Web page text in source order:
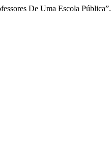
De Uma Escola Pública”.